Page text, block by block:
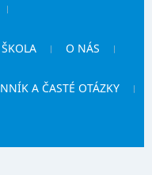
O NÁS
A ČASTÉ OTÁZKY